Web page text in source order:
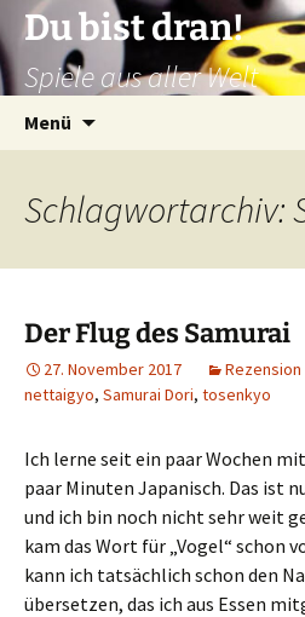
Zum
Inhalt
springen
Du bist dran!
Spiele aus aller Welt
Menü
Schlagwortarchiv:
Der Flug des Samurai
27. November 2017 Rezension
nettaigyo, Samurai Dori, tosenkyo
Ich lerne seit ein paar Wochen
paar Minuten Japanisch. Das ist
und ich bin noch nicht sehr weit
kam das Wort für „Vogel“ schon
kann ich tatsächlich schon den
übersetzen, das ich aus Essen